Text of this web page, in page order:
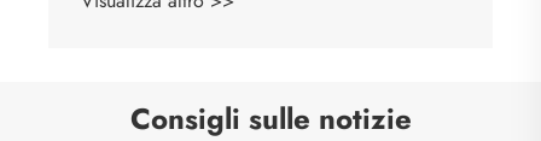
Consigli sulle notizie